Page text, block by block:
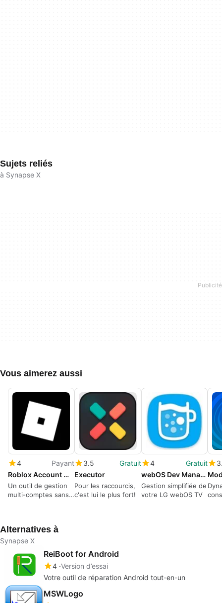
Sujets reliés
à Synapse X
Vous aimerez aussi
4
Payant
Roblox Account Manager
Un outil de gestion
multi-comptes sans
3.5
Gratuit
Executor
Pour les raccourcis,
c'est lui le plus fort!
4
Gratuit
webOS Dev Manager
Gestion simplifiée de
votre LG webOS TV
Alternatives à
Synapse X
ReiBoot for Android
4 Version d’essai
Votre outil de réparation Android tout-en-un
MSWLogo